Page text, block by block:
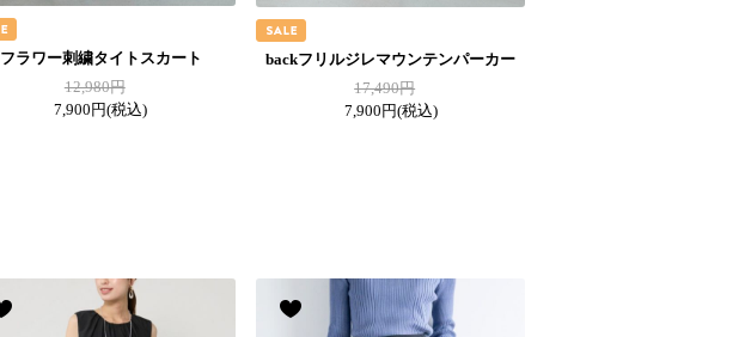
フラワー刺繍タイトスカート
12,980円
7,900円(税込)
backフリルジレマウンテンパーカー
17,490円
7,900円(税込)